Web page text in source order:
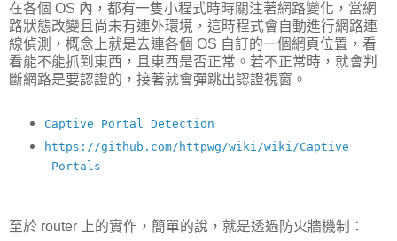
在各個 OS 內，都有一隻小程式時時關注著網路變化，當網
路狀態改變且尚未有連外環境，這時程式會自動進行網路連
線偵測，概念上就是去連各個 OS 自訂的一個網頁位置，看
看能不能抓到東西，且東西是否正常。若不正常時，就會判
斷網路是要認證的，接著就會彈跳出認證視窗。
Captive Portal Detection
https://github.com/httpwg/wiki/wiki/Captive
-Portals
至於 router 上的實作，簡單的說，就是透過防火牆機制：